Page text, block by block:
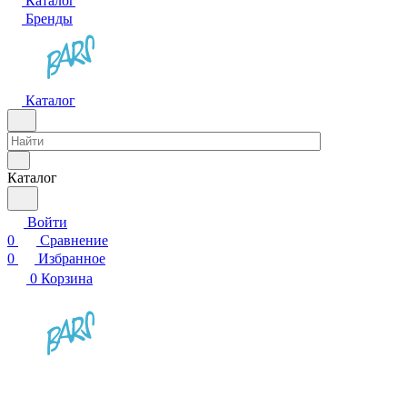
Бренды
Каталог
Каталог
Войти
0
Сравнение
0
Избранное
0 Корзина